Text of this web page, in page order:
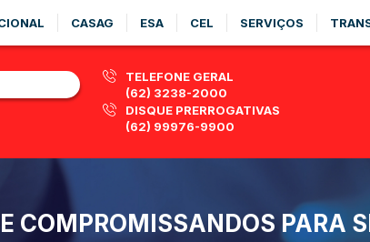
CASAG ESA CEL SERVIÇOS
TELEFONE GERAL
(62) 3238-2000
DISQUE PRERROGATIVAS
(62) 99976-9900
COMPROMISSANDOS PARA